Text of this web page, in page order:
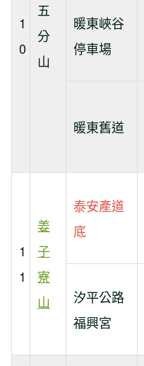
1
0
五
分
山
暖東峽谷
停車場
暖東舊道
1
1
姜
子
寮
山
泰安產道
底
汐平公路
福興宮